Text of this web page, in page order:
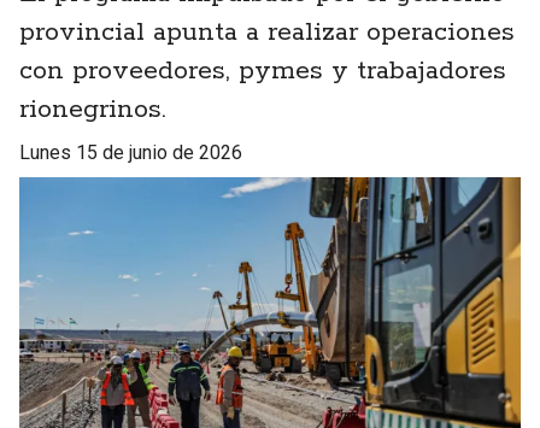
provincial apunta a realizar operaciones
con proveedores, pymes y trabajadores
rionegrinos.
lunes 15 de junio de 2026